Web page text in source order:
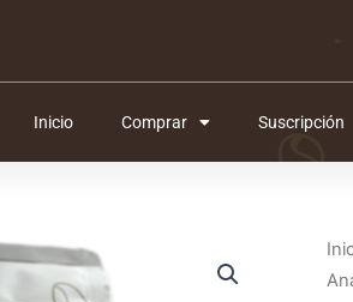
Inicio Comprar Suscripción